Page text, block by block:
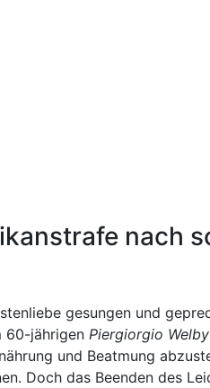
nach
gesungen und
60-jährigen Piergiorgio Welby
und Beatmung
Doch das Beenden des